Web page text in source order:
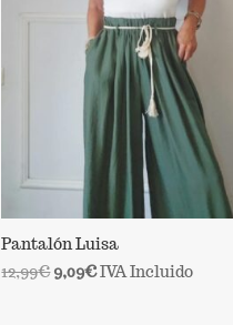
Pantalón Luisa
12,99€El
9,09€El
IVA Incluido